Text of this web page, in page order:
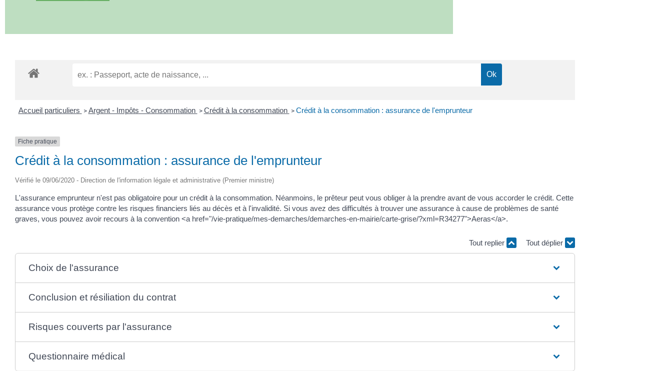
Accueil particuliers > Argent - Impôts - Consommation > Crédit à la consommation > Crédit à la consommation : assurance de l'emprunteur
Fiche pratique
Crédit à la consommation : assurance de l'emprunteur
Vérifié le 09/06/2020 - Direction de l'information légale et administrative (Premier ministre)
L'assurance emprunteur n'est pas obligatoire pour un crédit à la consommation. Néanmoins, le prêteur peut vous obliger à la prendre avant de vous accorder le crédit. Cette
assurance vous protège contre les risques financiers liés au décès et à l'invalidité. Si vous avez des difficultés à trouver une assurance à cause de problèmes de santé
graves, vous pouvez avoir recours à la convention <a href="/vie-pratique/mes-demarches/demarches-en-mairie/carte-grise/?xml=R34277">Aeras</a>.
Tout replier Tout déplier
Choix de l'assurance
Conclusion et résiliation du contrat
Risques couverts par l'assurance
Questionnaire médical